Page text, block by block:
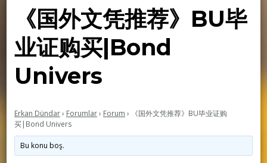
《国外文凭推荐》BU毕
业证购买|Bond
Univers
Erkan Dündar› Forumlar› Forum ›
《国外文凭推荐》BU毕业证购
买|Bond Univers
Bu konu boş.